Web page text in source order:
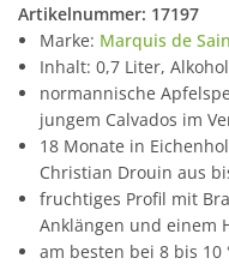
Artikelnummer: 17197
Marke: Marquis de
Inhalt: 0,7 Liter,
normannische
jungem Calvados im
18 Monate in
Christian Drouin aus
fruchtiges Profil mit
Anklängen und einem
am besten bei 8 bis 10